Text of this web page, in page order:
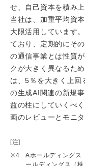
せ、自己資本を積み
当社は、加重平均資
大限活用しています
ており、定期的にそ
の通信事業とは性質
クが大きく異なるた
は、5％を大きく上回
の生成AI関連の新規
益の柱にしていくべ
画のレビューとモニ
[注]
※4
Aホールディングス
ールディングス（